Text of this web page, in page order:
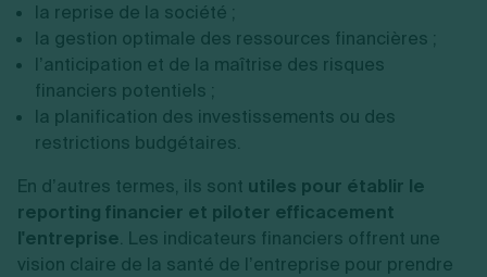
la reprise de la société ;
la gestion optimale des ressources financières ;
l’anticipation et de la maîtrise des risques
financiers potentiels ;
la planification des investissements ou des
restrictions budgétaires.
En d’autres termes, ils sont utiles pour établir le
reporting financier et piloter efficacement
l'entreprise. Les indicateurs financiers offrent une
vision claire de la santé de l’entreprise pour prendre